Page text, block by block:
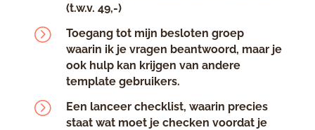
(t.w.v. 49,-)
=
Toegang tot mijn besloten groep
waarin ik je vragen beantwoord, maar je
ook hulp kan krijgen van andere
template gebruikers.
=
Een lanceer checklist, waarin precies
staat wat moet je checken voordat je